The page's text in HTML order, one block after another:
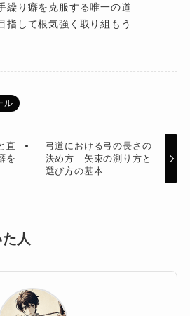
繰り癖を克服する唯一の道
指して根気強く取り組もう
ル
直
を
弓道における弓の長さの
決め方｜矢束の測り方と
選び方の基本
人